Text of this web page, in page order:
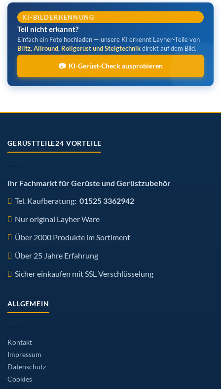
KI-BILDERKENNUNG
Teil nicht erkannt?
Einfach ein Foto hochladen — unsere KI erkennt Layher-Teile von
Blitz, Allround, Rollgerüst und Steigtechnikdirekt auf dem Bild.
📷 KI-Gerüst-Check ausprobieren
GERÜSTTEILE24 VORTEILE
Ihr Fachmarkt für Gerüste und Gerüstzubehör
Tel. Kaufberatung: 01525 3362942
Nur original Layher Ware
Über 2000 Produkte im Sortiment
Über 25 Jahre Erfahrung
Sicher einkaufen mit SSL Verschlüsselung
ALLGEMEIN
Kontakt
Impressum
Datenschutz
Cookies